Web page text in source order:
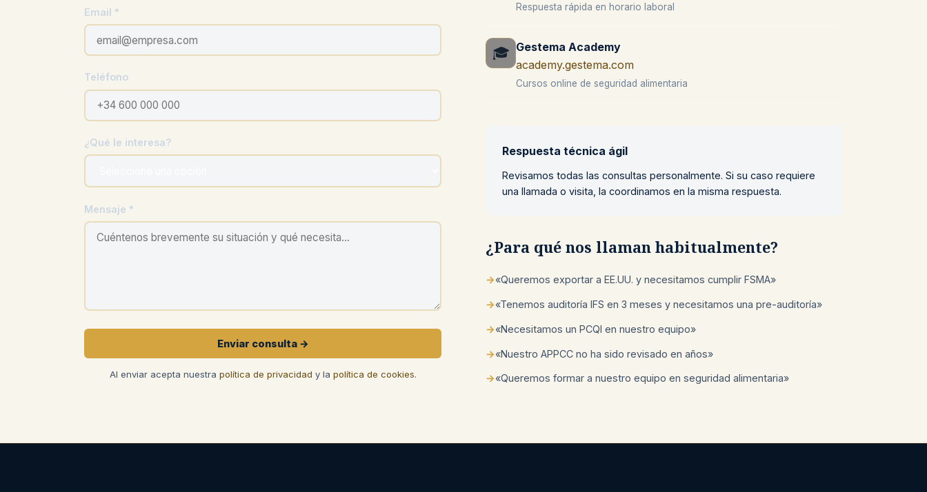
Email *
Teléfono
¿Qué le interesa?
Mensaje *
Enviar consulta →
Al enviar acepta nuestra política de privacidad y la política de cookies.
Respuesta rápida en horario laboral
🎓 Gestema Academy
academy.gestema.com
Cursos online de seguridad alimentaria
Respuesta técnica ágil
Revisamos todas las consultas personalmente. Si su caso requiere
una llamada o visita, la coordinamos en la misma respuesta.
¿Para qué nos llaman habitualmente?
→«Queremos exportar a EE.UU. y necesitamos cumplir FSMA»
→«Tenemos auditoría IFS en 3 meses y necesitamos una pre-auditoría»
→«Necesitamos un PCQI en nuestro equipo»
→«Nuestro APPCC no ha sido revisado en años»
→«Queremos formar a nuestro equipo en seguridad alimentaria»